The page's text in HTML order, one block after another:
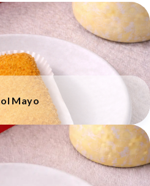
Mayo